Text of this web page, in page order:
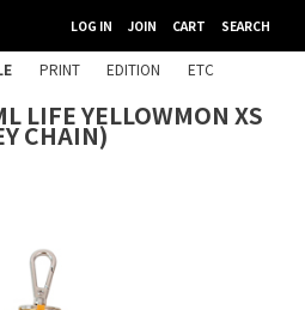
LOG IN JOIN CART SEARCH
PRINT EDITION ETC
LIFE YELLOWMON XS
CHAIN)